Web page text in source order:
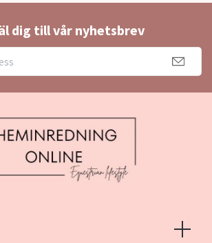
dig till vår nyhetsbrev